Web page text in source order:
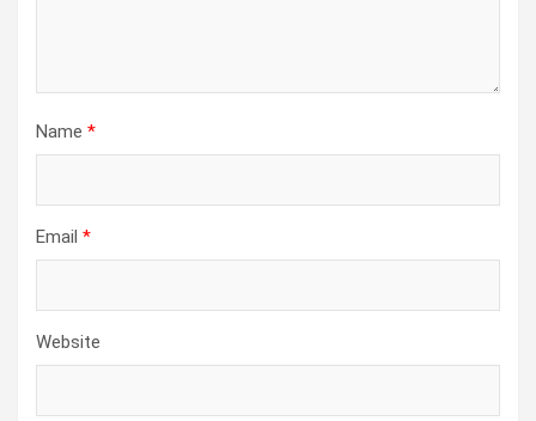
Name *
Email *
Website